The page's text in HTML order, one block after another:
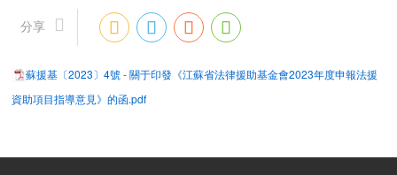
分享
蘇援基〔2023〕4號 - 關于印發《江蘇省法律援助基金會2023年度申報法援
資助項目指導意見》的函.pdf